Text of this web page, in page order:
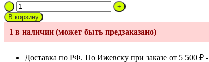
Количество
товара
Коляска
2в1
Sweet
Dolce,
В корзину
1 в наличии (может быть предзаказано)
Доставка по РФ. По Ижевску при заказе от 5 500 ₽ -